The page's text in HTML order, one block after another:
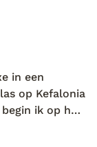
in een
op Kefalonia
ik op het